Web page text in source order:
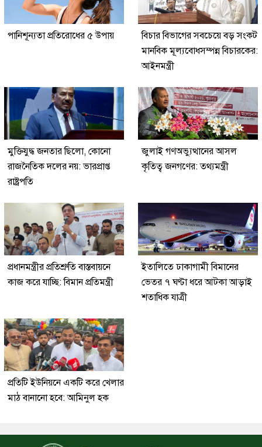
পানিশূন্যতা প্রতিরোধের ৫ উপায়
বিচার বিভাগের সবচেয়ে বড় সংকট
মানবিক মূল্যবোধসম্পন্ন বিচারকের:
আইনমন্ত্রী
মুক্তিযুদ্ধ জনতার ছিলো, কোনো
রাজনৈতিক দলের নয়: ভারপ্রাপ্ত
রাষ্ট্রপতি
জুলাই গণঅভ্যুত্থানের আসল
কৃতিত্ব জনগণের: তথ্যমন্ত্রী
প্রধানমন্ত্রীর প্রতিশ্রুতি বাস্তবায়নে
কাজ করে যাচ্ছি: বিমান প্রতিমন্ত্রী
ইতালিতে ঢাকাগামী বিমানের
ভেতর ৭ ঘণ্টা ধরে আটকা আড়াই
শতাধিক যাত্রী
প্রতিটি ইউনিয়নে একটি করে খেলার
মাঠ বানানো হবে: আমিনুল হক